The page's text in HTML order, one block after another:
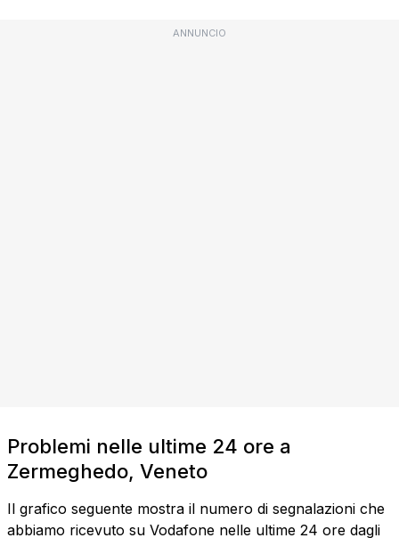
ANNUNCIO
Problemi nelle ultime 24 ore a
Zermeghedo, Veneto
Il grafico seguente mostra il numero di segnalazioni che
abbiamo ricevuto su Vodafone nelle ultime 24 ore dagli